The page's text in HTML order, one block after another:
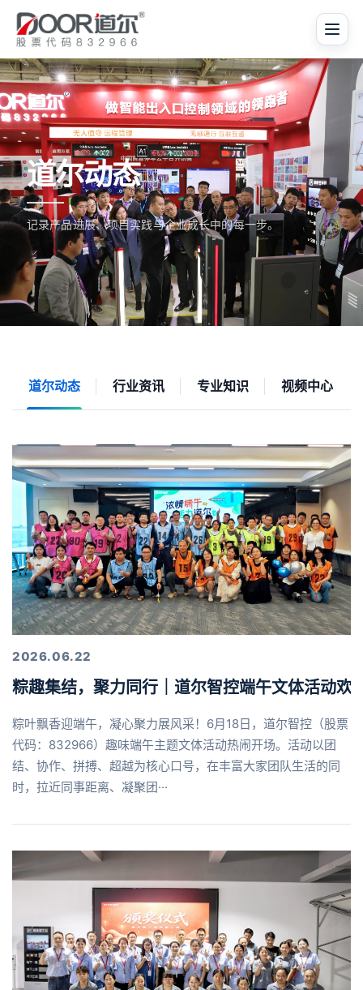
道尔动态
记录产品进展、项目实践与企业成长中的每一步。
道尔动态 行业资讯 专业知识 视频中心
2026.06.22
粽趣集结，聚力同行｜道尔智控端午文体活动欢
粽叶飘香迎端午，凝心聚力展风采！6月18日，道尔智控（股票
代码：832966）趣味端午主题文体活动热闹开场。活动以团
结、协作、拼搏、超越为核心口号，在丰富大家团队生活的同
时，拉近同事距离、凝聚团···